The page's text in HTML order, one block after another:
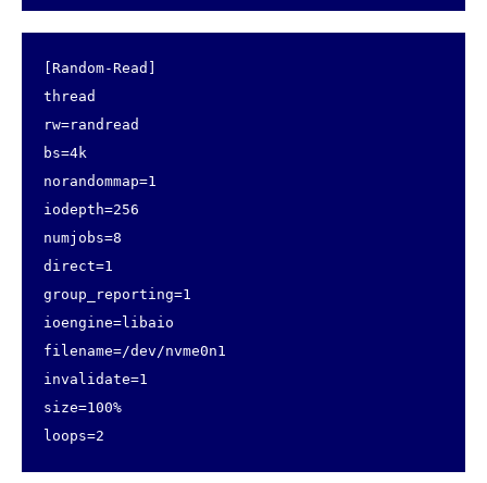
[Random-Read]
thread
rw=randread
bs=4k
norandommap=1
iodepth=256
numjobs=8
direct=1
group_reporting=1
ioengine=libaio
filename=/dev/nvme0n1
invalidate=1
size=100%
loops=2